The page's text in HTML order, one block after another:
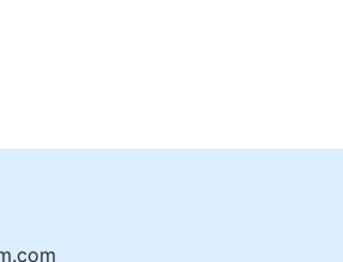
但殘害、愚弄，為了帶領我走上